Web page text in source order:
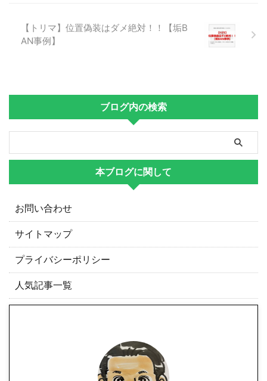
【トリマ】位置偽装はダメ絶対！！【垢B
AN事例】
ブログ内の検索
本ブログに関して
お問い合わせ
サイトマップ
プライバシーポリシー
人気記事一覧